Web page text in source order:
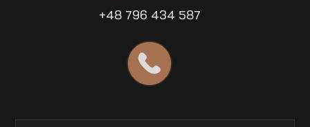
+48 796 434 587